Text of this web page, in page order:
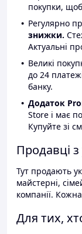
покупки,
Регулярно
знижки.
Актуальні
Великі
до 24
банку.
Додаток
Store і має
Купуйте зі
Продавці з
Тут продають
майстерні,
компанії.
Для тих,